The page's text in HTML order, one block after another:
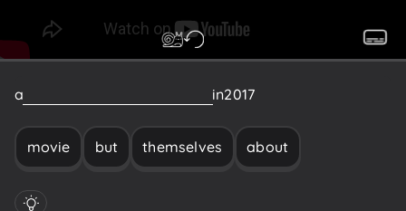
a in2017
movie but themselves about